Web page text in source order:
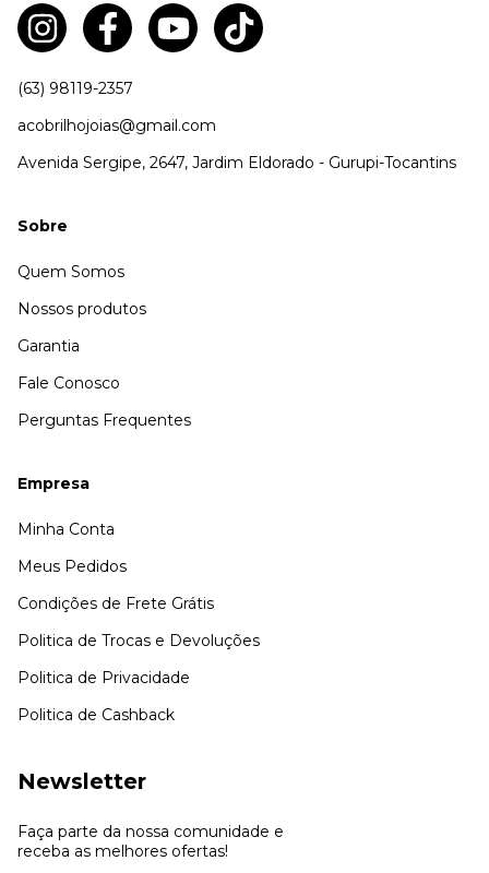
(63) 98119-2357
acobrilhojoias@gmail.com
Avenida Sergipe, 2647, Jardim Eldorado - Gurupi-Tocantins
Sobre
Quem Somos
Nossos produtos
Garantia
Fale Conosco
Perguntas Frequentes
Empresa
Minha Conta
Meus Pedidos
Condições de Frete Grátis
Politica de Trocas e Devoluções
Politica de Privacidade
Politica de Cashback
Newsletter
Faça parte da nossa comunidade e
receba as melhores ofertas!